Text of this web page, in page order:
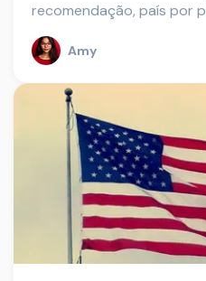
recomendação, país por
Amy